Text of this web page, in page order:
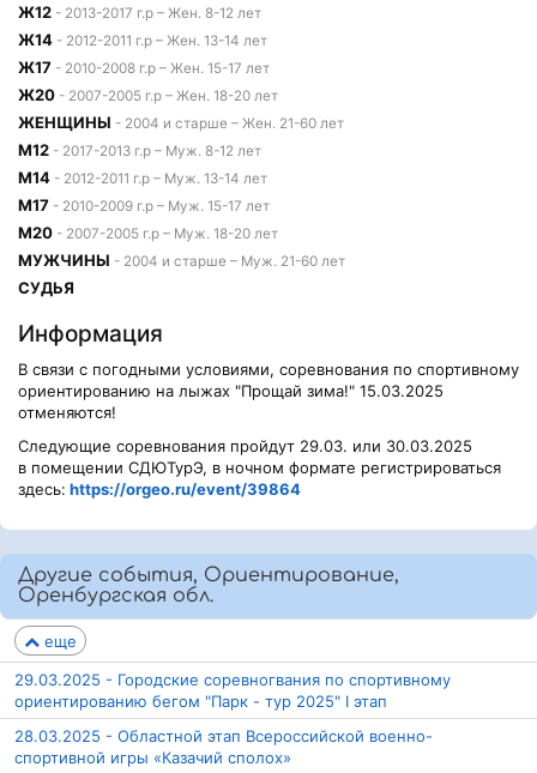
Ж12 - 2013-2017 г.р – Жен. 8-12 лет
Ж14 - 2012-2011 г.р – Жен. 13-14 лет
Ж17 - 2010-2008 г.р – Жен. 15-17 лет
Ж20 - 2007-2005 г.р – Жен. 18-20 лет
ЖЕНЩИНЫ - 2004 и старше – Жен. 21-60 лет
М12 - 2017-2013 г.р – Муж. 8-12 лет
М14 - 2012-2011 г.р – Муж. 13-14 лет
М17 - 2010-2009 г.р – Муж. 15-17 лет
М20 - 2007-2005 г.р – Муж. 18-20 лет
МУЖЧИНЫ - 2004 и старше – Муж. 21-60 лет
СУДЬЯ
Информация
В связи с погодными условиями, соревнования по спортивному
ориентированию на лыжах "Прощай зима!" 15.03.2025
отменяются!
Следующие соревнования пройдут 29.03. или 30.03.2025
в помещении СДЮТурЭ, в ночном формате регистрироваться
здесь: https://orgeo.ru/event/39864
Другие события, Ориентирование,
Оренбургская обл.
еще
29.03.2025 - Городские соревногвания по спортивному
ориентированию бегом "Парк - тур 2025" I этап
28.03.2025 - Областной этап Всероссийской военно-
спортивной игры «Казачий сполох»